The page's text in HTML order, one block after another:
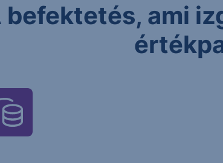
befektetés, ami